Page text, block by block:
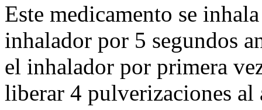
Este medicamento se
inhalador por 5 segundos
el inhalador por primera
liberar 4 pulverizaciones al